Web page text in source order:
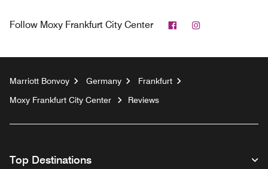
Follow Moxy Frankfurt City Center Facebook
Marriott Bonvoy Germany
Frankfurt
Moxy Frankfurt City Center
Reviews
Top Destinations